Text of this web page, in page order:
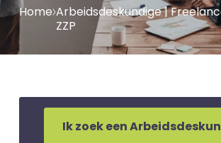
Home Arbeidsdeskundige |
ZZP
Ik zoek een